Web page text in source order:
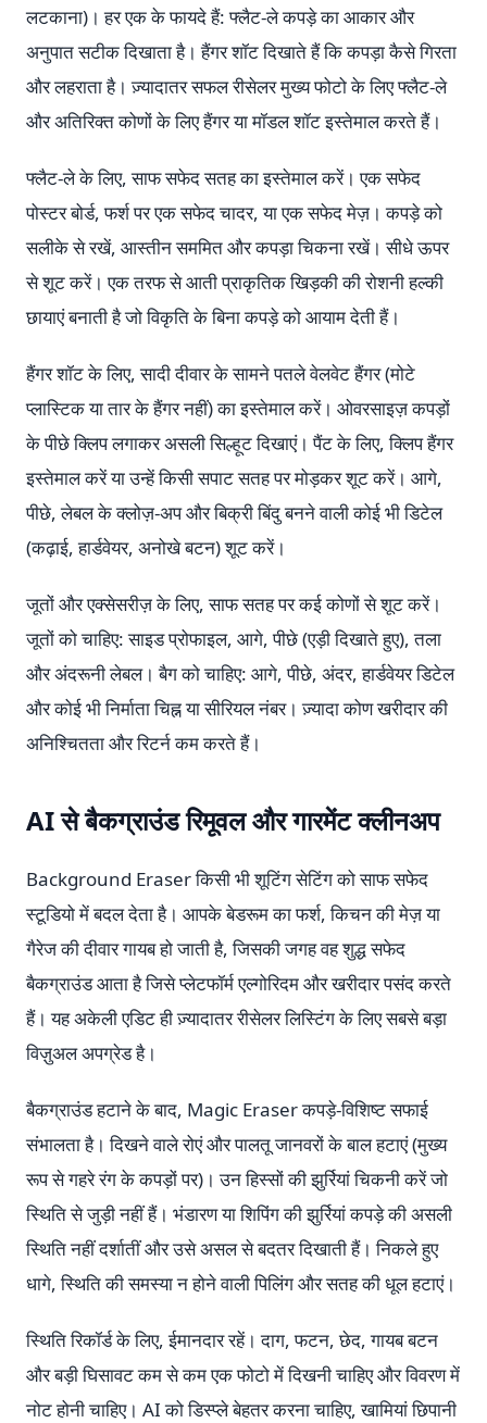
लटकाना)। हर एक के फायदे हैं: फ्लैट-ले कपड़े का आकार और
अनुपात सटीक दिखाता है। हैंगर शॉट दिखाते हैं कि कपड़ा कैसे गिरता
और लहराता है। ज़्यादातर सफल रीसेलर मुख्य फोटो के लिए फ्लैट-ले
और अतिरिक्त कोणों के लिए हैंगर या मॉडल शॉट इस्तेमाल करते हैं।
फ्लैट-ले के लिए, साफ सफेद सतह का इस्तेमाल करें। एक सफेद
पोस्टर बोर्ड, फर्श पर एक सफेद चादर, या एक सफेद मेज़। कपड़े को
सलीके से रखें, आस्तीन सममित और कपड़ा चिकना रखें। सीधे ऊपर
से शूट करें। एक तरफ से आती प्राकृतिक खिड़की की रोशनी हल्की
छायाएं बनाती है जो विकृति के बिना कपड़े को आयाम देती हैं।
हैंगर शॉट के लिए, सादी दीवार के सामने पतले वेलवेट हैंगर (मोटे
प्लास्टिक या तार के हैंगर नहीं) का इस्तेमाल करें। ओवरसाइज़ कपड़ों
के पीछे क्लिप लगाकर असली सिल्हूट दिखाएं। पैंट के लिए, क्लिप हैंगर
इस्तेमाल करें या उन्हें किसी सपाट सतह पर मोड़कर शूट करें। आगे,
पीछे, लेबल के क्लोज़-अप और बिक्री बिंदु बनने वाली कोई भी डिटेल
(कढ़ाई, हार्डवेयर, अनोखे बटन) शूट करें।
जूतों और एक्सेसरीज़ के लिए, साफ सतह पर कई कोणों से शूट करें।
जूतों को चाहिए: साइड प्रोफाइल, आगे, पीछे (एड़ी दिखाते हुए), तला
और अंदरूनी लेबल। बैग को चाहिए: आगे, पीछे, अंदर, हार्डवेयर डिटेल
और कोई भी निर्माता चिह्न या सीरियल नंबर। ज़्यादा कोण खरीदार की
अनिश्चितता और रिटर्न कम करते हैं।
AI से बैकग्राउंड रिमूवल और गारमेंट क्लीनअप
Background Eraser किसी भी शूटिंग सेटिंग को साफ सफेद
स्टूडियो में बदल देता है। आपके बेडरूम का फर्श, किचन की मेज़ या
गैरेज की दीवार गायब हो जाती है, जिसकी जगह वह शुद्ध सफेद
बैकग्राउंड आता है जिसे प्लेटफॉर्म एल्गोरिदम और खरीदार पसंद करते
हैं। यह अकेली एडिट ही ज़्यादातर रीसेलर लिस्टिंग के लिए सबसे बड़ा
विज़ुअल अपग्रेड है।
बैकग्राउंड हटाने के बाद, Magic Eraser कपड़े-विशिष्ट सफाई
संभालता है। दिखने वाले रोएं और पालतू जानवरों के बाल हटाएं (मुख्य
रूप से गहरे रंग के कपड़ों पर)। उन हिस्सों की झुर्रियां चिकनी करें जो
स्थिति से जुड़ी नहीं हैं। भंडारण या शिपिंग की झुर्रियां कपड़े की असली
स्थिति नहीं दर्शातीं और उसे असल से बदतर दिखाती हैं। निकले हुए
धागे, स्थिति की समस्या न होने वाली पिलिंग और सतह की धूल हटाएं।
स्थिति रिकॉर्ड के लिए, ईमानदार रहें। दाग, फटन, छेद, गायब बटन
और बड़ी घिसावट कम से कम एक फोटो में दिखनी चाहिए और विवरण में
नोट होनी चाहिए। AI को डिस्प्ले बेहतर करना चाहिए, खामियां छिपानी